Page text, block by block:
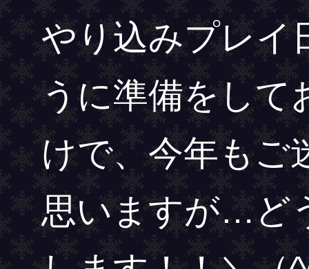
やり込みプレイ
うに準備をして
けで、今年もご
思いますが…ど